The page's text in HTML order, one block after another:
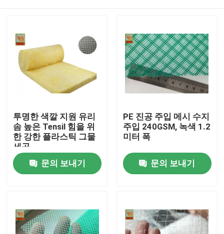
제품
투명한 색깔 지원 유리
솜 높은 Tensil 힘을 위
한 강한 플라스틱 그물
세공
문의 보내기
PE 진공 주입 메시 수지
주입 240GSM, 녹색 1.2
미터 폭
문의 보내기